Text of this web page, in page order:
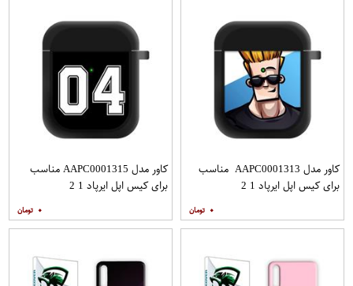
کاور مدل AAPC0001313 مناسب
برای کیس اپل ایرپاد 1 2
۰
کاور مدل AAPC0001315 مناسب
برای کیس اپل ایرپاد 1 2
۰